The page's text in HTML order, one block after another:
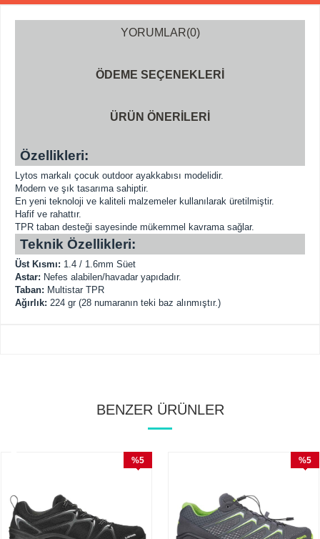
YORUMLAR(0)
ÖDEME SEÇENEKLERI
ÜRÜN ÖNERILERI
Özellikleri:
Lytos markalı çocuk outdoor ayakkabısı modelidir.
Modern ve şık tasarıma sahiptir.
En yeni teknoloji ve kaliteli malzemeler kullanılarak üretilmiştir.
Hafif ve rahattır.
TPR taban desteği sayesinde mükemmel kavrama sağlar.
Teknik Özellikleri:
Üst Kısmı: 1.4 / 1.6mm Süet
Astar: Nefes alabilen/havadar yapıdadır.
Taban: Multistar TPR
Ağırlık: 224 gr (28 numaranın teki baz alınmıştır.)
BENZER ÜRÜNLER
%5
%5